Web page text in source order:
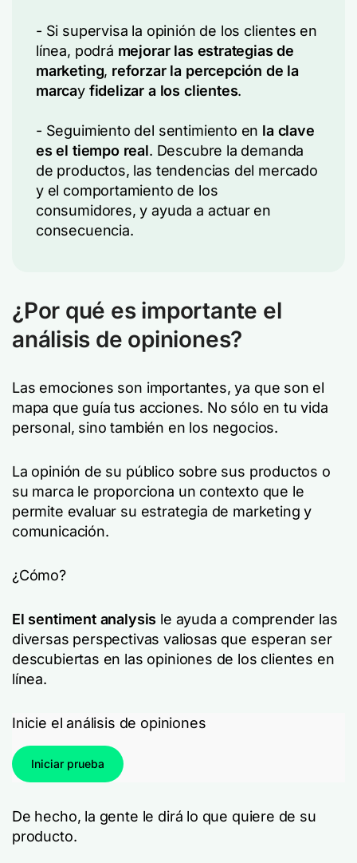
- Si supervisa la opinión de los clientes en
línea, podrá mejorar las estrategias de
marketing, reforzar la percepción de la
marcayfidelizar a los clientes.
- Seguimiento del sentimiento en la clave
es el tiempo real. Descubre la demanda
de productos, las tendencias del mercado
y el comportamiento de los
consumidores, y ayuda a actuar en
consecuencia.
¿Por qué es importante el
análisis de opiniones?
Las emociones son importantes, ya que son el
mapa que guía tus acciones. No sólo en tu vida
personal, sino también en los negocios.
La opinión de su público sobre sus productos o
su marca le proporciona un contexto que le
permite evaluar su estrategia de marketing y
comunicación.
¿Cómo?
El sentiment analysis le ayuda a comprender las
diversas perspectivas valiosas que esperan ser
descubiertas en las opiniones de los clientes en
línea.
Inicie el análisis de opiniones
Iniciar prueba
De hecho, la gente le dirá lo que quiere de su
producto.